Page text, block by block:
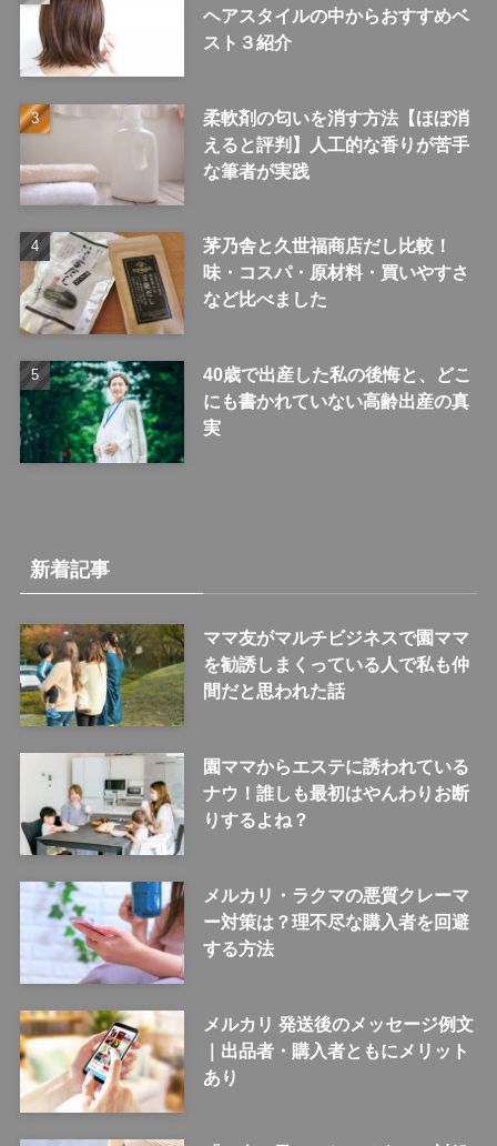
ヘアスタイルの中からおすすめベ
スト３紹介
柔軟剤の匂いを消す方法【ほぼ消
えると評判】人工的な香りが苦手
な筆者が実践
茅乃舎と久世福商店だし比較！
味・コスパ・原材料・買いやすさ
など比べました
40歳で出産した私の後悔と、どこ
にも書かれていない高齢出産の真
実
新着記事
ママ友がマルチビジネスで園ママ
を勧誘しまくっている人で私も仲
間だと思われた話
園ママからエステに誘われている
ナウ！誰しも最初はやんわりお断
りするよね？
メルカリ・ラクマの悪質クレーマ
ー対策は？理不尽な購入者を回避
する方法
メルカリ 発送後のメッセージ例文
｜出品者・購入者ともにメリット
あり